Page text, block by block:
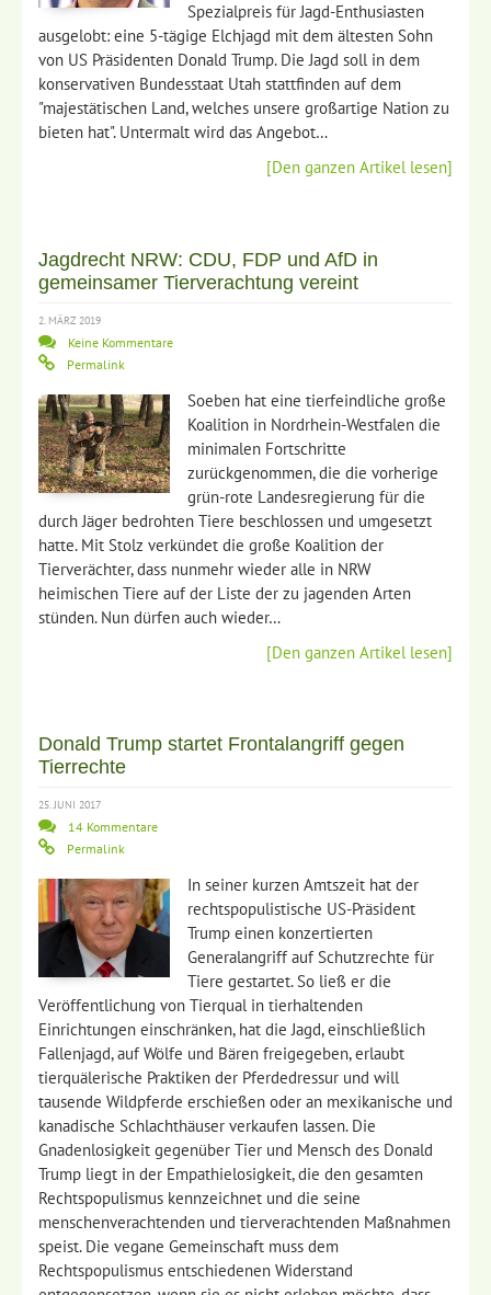
Spezialpreis für Jagd-Enthusiasten
ausgelobt: eine 5-tägige Elchjagd mit dem ältesten Sohn
von US Präsidenten Donald Trump. Die Jagd soll in dem
konservativen Bundesstaat Utah stattfinden auf dem
"majestätischen Land, welches unsere großartige Nation zu
bieten hat". Untermalt wird das Angebot…
[Den ganzen Artikel lesen]
Jagdrecht NRW: CDU, FDP und AfD in
gemeinsamer Tierverachtung vereint
2. MÄRZ 2019
Keine Kommentare
Permalink
Soeben hat eine tierfeindliche große
Koalition in Nordrhein-Westfalen die
minimalen Fortschritte
zurückgenommen, die die vorherige
grün-rote Landesregierung für die
durch Jäger bedrohten Tiere beschlossen und umgesetzt
hatte. Mit Stolz verkündet die große Koalition der
Tierverächter, dass nunmehr wieder alle in NRW
heimischen Tiere auf der Liste der zu jagenden Arten
stünden. Nun dürfen auch wieder…
[Den ganzen Artikel lesen]
Donald Trump startet Frontalangriff gegen
Tierrechte
25. JUNI 2017
14 Kommentare
Permalink
In seiner kurzen Amtszeit hat der
rechtspopulistische US-Präsident
Trump einen konzertierten
Generalangriff auf Schutzrechte für
Tiere gestartet. So ließ er die
Veröffentlichung von Tierqual in tierhaltenden
Einrichtungen einschränken, hat die Jagd, einschließlich
Fallenjagd, auf Wölfe und Bären freigegeben, erlaubt
tierquälerische Praktiken der Pferdedressur und will
tausende Wildpferde erschießen oder an mexikanische und
kanadische Schlachthäuser verkaufen lassen. Die
Gnadenlosigkeit gegenüber Tier und Mensch des Donald
Trump liegt in der Empathielosigkeit, die den gesamten
Rechtspopulismus kennzeichnet und die seine
menschenverachtenden und tierverachtenden Maßnahmen
speist. Die vegane Gemeinschaft muss dem
Rechtspopulismus entschiedenen Widerstand